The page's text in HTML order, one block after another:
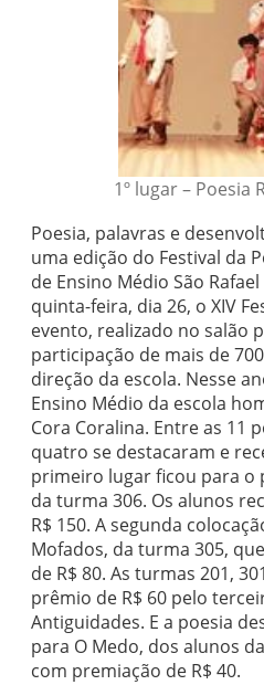
1º lugar – Poesia
Poesia, palavras e
uma edição do Festival da
de Ensino Médio São
quinta-feira, dia 26, o XIV
evento, realizado no salão
participação de mais de
direção da escola. Nesse
Ensino Médio da escola
Cora Coralina. Entre as 11
quatro se destacaram e
primeiro lugar ficou para o
da turma 306. Os alunos
R$ 150. A segunda
Mofados, da turma 305,
de R$ 80. As turmas 201,
prêmio de R$ 60 pelo
Antiguidades. E a poesia
para O Medo, dos alunos
com premiação de R$ 40.